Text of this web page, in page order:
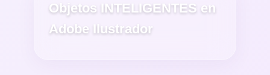
Objetos INTELIGENTES en
Adobe Ilustrador